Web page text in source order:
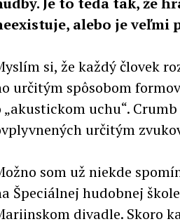
alebo je veľmi
si, že každý človek
určitým spôsobom
„akustickom uchu“.
určitým
som už niekde
Špeciálnej hudobnej
divadle. Skoro